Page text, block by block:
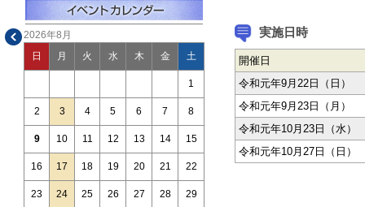
2026年8月
日 月 火 水 木 金 土
1
2 3 4 5 6 7 8
9 10 11 12 13 14 15
16 17 18 19 20 21 22
23 24 25 26 27 28 29
実施日時
開催日
令和元年9月22日（日）
令和元年9月23日（月）
令和元年10月23日（水）
令和元年10月27日（日）